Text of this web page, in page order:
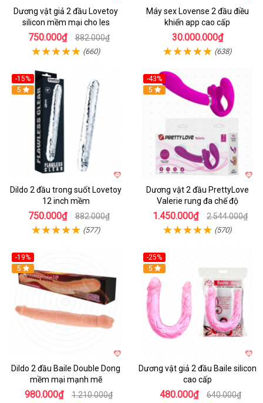
Dương vật giả 2 đầu Lovetoy
silicon mềm mại cho les
750.000₫ 882.000₫
(660)
Máy sex Lovense 2 đầu điều
khiển app cao cấp
30.000.000₫
(638)
-15%
5
Dildo 2 đầu trong suốt Lovetoy
12 inch mềm
750.000₫ 882.000₫
(577)
-43%
5
Dương vật 2 đầu PrettyLove
Valerie rung đa chế độ
1.450.000₫ 2.544.000₫
(570)
-19%
Hot
5
Dildo 2 đầu Baile Double Dong
mềm mại mạnh mẽ
980.000₫ 1.210.000₫
-25%
5
Dương vật giả 2 đầu Baile silicon
cao cấp
480.000₫ 640.000₫